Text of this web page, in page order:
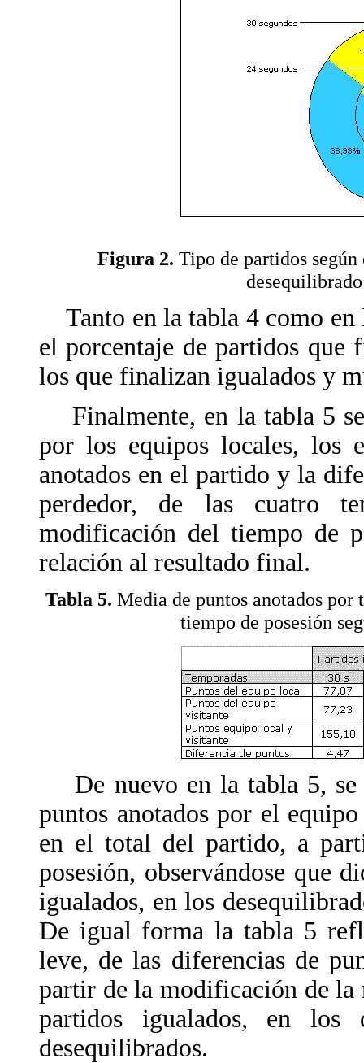
Figura 2. Tipo de partidos
Tanto en la tabla 4 como en
el porcentaje de partidos que
los que finalizan igualados y
Finalmente, en la tabla 5
por los equipos locales, los
anotados en el partido y la
perdedor, de las cuatro
modificación del tiempo de
relación al resultado final.
Tabla 5. Media de puntos anotados
tiempo de posesión
De nuevo en la tabla 5, se
puntos anotados por el
en el total del partido, a
posesión, observándose que
igualados, en los
De igual forma la tabla 5
leve, de las diferencias de
partir de la modificación de la
partidos igualados, en los
desequilibrados.